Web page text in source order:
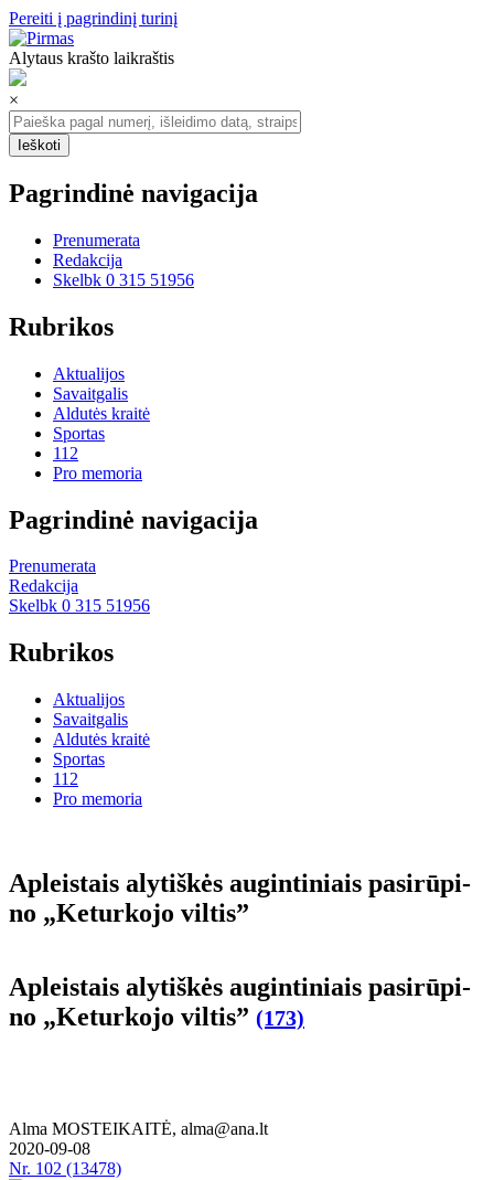
Pereiti į pagrindinį turinį
Alytaus krašto laikraštis
×
Pagrindinė navigacija
Prenumerata
Redakcija
Skelbk 0 315 51956
Rubrikos
Aktualijos
Savaitgalis
Aldutės kraitė
Sportas
112
Pro memoria
Pagrindinė navigacija
Prenumerata
Redakcija
Skelbk 0 315 51956
Rubrikos
Aktualijos
Savaitgalis
Aldutės kraitė
Sportas
112
Pro memoria
Ap­leis­tais aly­tiš­kės au­gin­ti­niais pa­si­rū­pi­
no „Ke­tur­ko­jo vil­tis”
Ap­leis­tais aly­tiš­kės au­gin­ti­niais pa­si­rū­pi­
no „Ke­tur­ko­jo vil­tis” (173)
Alma MOSTEIKAITĖ, alma@ana.lt
2020-09-08
Nr. 102 (13478)